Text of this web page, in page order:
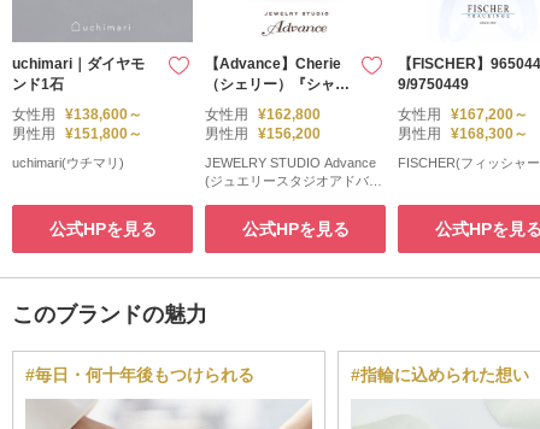
uchimari｜ダイヤモ
ンド1石
女性用
¥138,600～
男性用
¥151,800～
uchimari(ウチマリ)
公式HPを見る
【Advance】Cherie
（シェリー）『シャー
プで上品なリング』
女性用
¥162,800
男性用
¥156,200
JEWELRY STUDIO Advance
(ジュエリースタジオアドバン
公式HPを見る
【FISCHER】965044
9/9750449
女性用
¥167,200～
男性用
¥168,300～
FISCHER(フィッシャ
公式HPを見
このブランドの魅力
#毎日・何十年後もつけられる #指輪に込められた想い